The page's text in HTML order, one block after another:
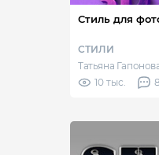
Стиль для
СТИЛИ
Татьяна
10 тыс.
8